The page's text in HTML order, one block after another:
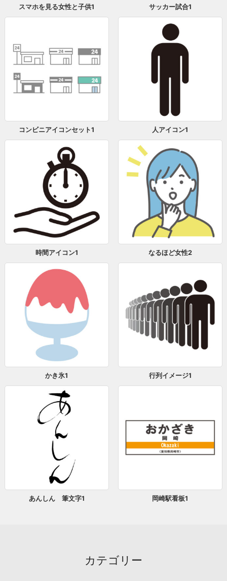
スマホを見る女性と子供1 サッカー試合1
コンビニアイコンセット1 人アイコン1
時間アイコン1 なるほど女性2
かき氷1 行列イメージ1
あんしん 筆文字1 岡崎駅看板1
カテゴリー